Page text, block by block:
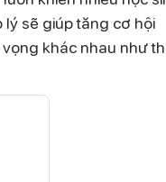
lý sẽ giúp tăng cơ hội
khác nhau như